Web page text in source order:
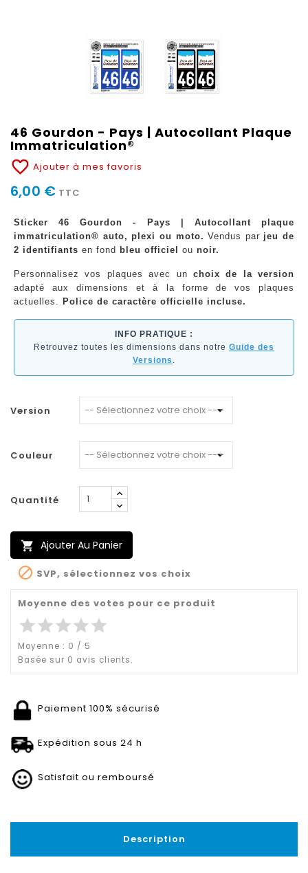
46 Gourdon - Pays | Autocollant Plaque
Immatriculation®
favorite_border Ajouter à mes favoris
6,00 € TTC
Sticker 46 Gourdon - Pays | Autocollant plaque
immatriculation® auto, plexi ou moto. Vendus par jeu de
2 identifiants en fond bleu officiel ou noir.
Personnalisez vos plaques avec un choix de la version
adapté aux dimensions et à la forme de vos plaques
actuelles. Police de caractère officielle incluse.
INFO PRATIQUE :
Retrouvez toutes les dimensions dans notre Guide des
Versions .
Version
Couleur
Quantité
 Ajouter Au Panier
 SVP, sélectionnez vos choix
Moyenne des votes pour ce produit
starstarstarstarstar
Moyenne : 0 / 5
Basée sur 0 avis clients.
Paiement 100% sécurisé
Expédition sous 24 h
Satisfait ou remboursé
Description